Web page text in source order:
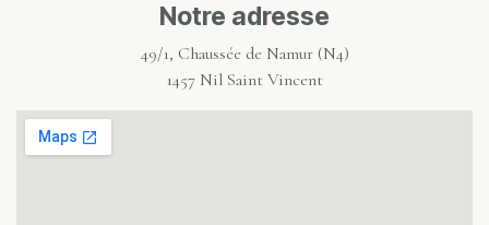
Notre adresse
49/1, Chaussée de Namur (N4)
1457 Nil Saint Vincent